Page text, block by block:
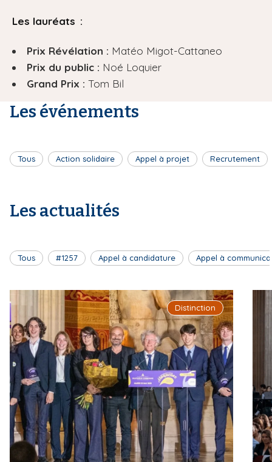
Les lauréats :
Prix Révélation : Matéo Migot-Cattaneo
Prix du public : Noé Loquier
Grand Prix : Tom Bil
Les événements
Tous Action solidaire Appel à projet Recrutement
Les actualités
Tous #1257 Appel à candidature Appel à
Distinction